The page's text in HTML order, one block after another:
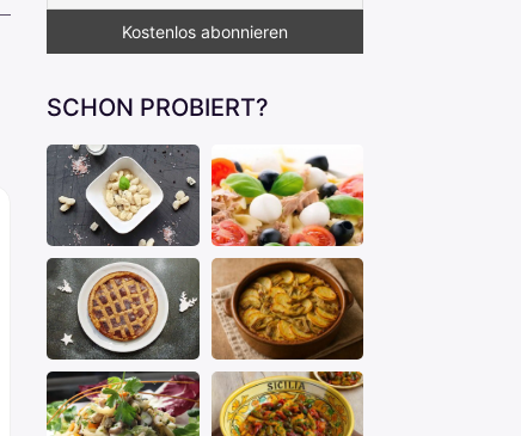
SCHON PROBIERT?